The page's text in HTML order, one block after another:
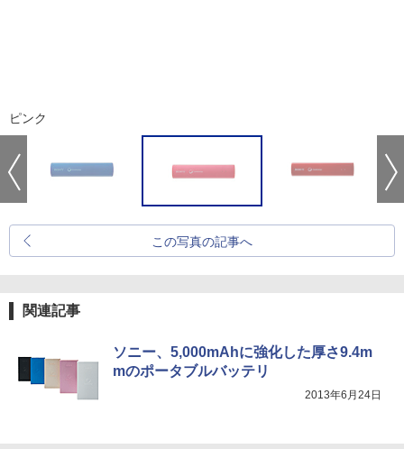
ピンク
この写真の記事へ
関連記事
ソニー、5,000mAhに強化した厚さ9.4m
mのポータブルバッテリ
2013年6月24日